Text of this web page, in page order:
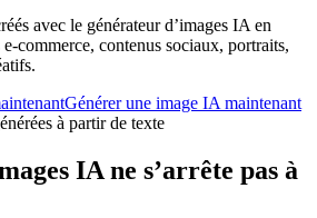
avec le générateur d’images IA en
commerce, contenus sociaux, portraits,
Générer une image IA maintenant
IA ne s’arrête pas à